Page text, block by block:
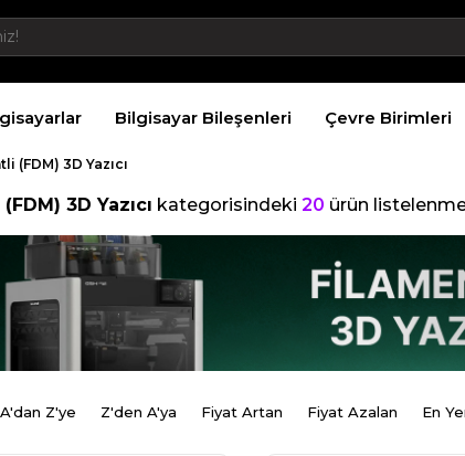
Bilgisayar Bileşenleri Çevre Birimleri
(FDM) 3D Yazıcı
3D Yazıcı kategorisindeki 20 ürün
A'dan Z'ye Z'den A'ya Fiyat Artan Fiyat Azalan En